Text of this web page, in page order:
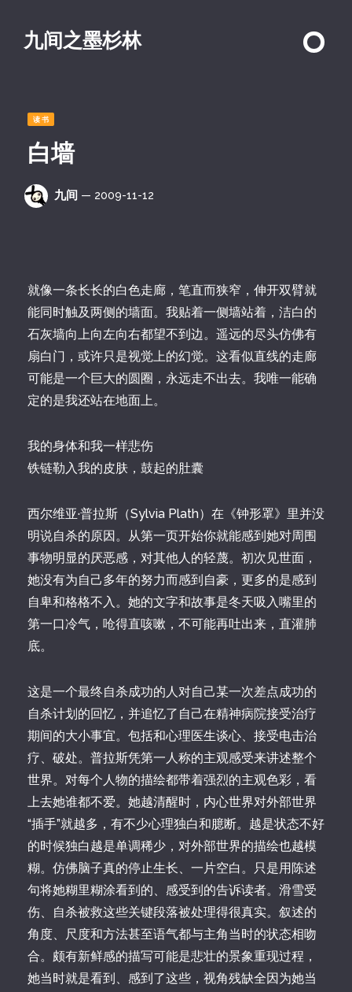
九间之墨杉林
读书
白墙
九间 — 2009-11-12
就像一条长长的白色走廊，笔直而狭窄，伸开双臂就
能同时触及两侧的墙面。我贴着一侧墙站着，洁白的
石灰墙向上向左向右都望不到边。遥远的尽头仿佛有
扇白门，或许只是视觉上的幻觉。这看似直线的走廊
可能是一个巨大的圆圈，永远走不出去。我唯一能确
定的是我还站在地面上。
我的身体和我一样悲伤
铁链勒入我的皮肤，鼓起的肚囊
西尔维亚·普拉斯（Sylvia Plath）在《钟形罩》里并没
明说自杀的原因。从第一页开始你就能感到她对周围
事物明显的厌恶感，对其他人的轻蔑。初次见世面，
她没有为自己多年的努力而感到自豪，更多的是感到
自卑和格格不入。她的文字和故事是冬天吸入嘴里的
第一口冷气，呛得直咳嗽，不可能再吐出来，直灌肺
底。
这是一个最终自杀成功的人对自己某一次差点成功的
自杀计划的回忆，并追忆了自己在精神病院接受治疗
期间的大小事宜。包括和心理医生谈心、接受电击治
疗、破处。普拉斯凭第一人称的主观感受来讲述整个
世界。对每个人物的描绘都带着强烈的主观色彩，看
上去她谁都不爱。她越清醒时，内心世界对外部世界
“插手”就越多，有不少心理独白和臆断。越是状态不好
的时候独白越是单调稀少，对外部世界的描绘也越模
糊。仿佛脑子真的停止生长、一片空白。只是用陈述
句将她糊里糊涂看到的、感受到的告诉读者。滑雪受
伤、自杀被救这些关键段落被处理得很真实。叙述的
角度、尺度和方法甚至语气都与主角当时的状态相吻
合。颇有新鲜感的描写可能是悲壮的景象重现过程，
她当时就是看到、感到了这些，视角残缺全因为她当